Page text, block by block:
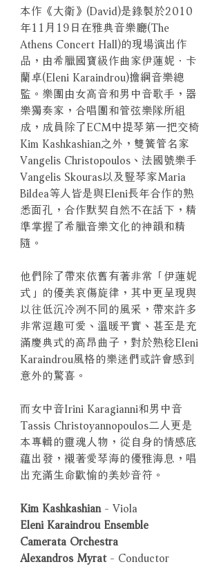
本作《大衛》(David)是錄製於2010
年11月19日在雅典音樂廳(The
Athens Concert Hall)的現場演出作
品，由希臘國寶級作曲家伊蓮妮．卡
蘭卓(Eleni Karaindrou)擔綱音樂總
監。樂團由女高音和男中音歌手，器
樂獨奏家，合唱團和管弦樂隊所組
成，成員除了ECM中提琴第一把交椅
Kim Kashkashian之外，雙簧管名家
Vangelis Christopoulos、法國號樂手
Vangelis Skouras以及豎琴家Maria
Bildea等人皆是與Eleni長年合作的熟
悉面孔，合作默契自然不在話下，精
準掌握了希臘音樂文化的神韻和精
隨。
他們除了帶來依舊有著非常「伊蓮妮
式」的優美哀傷旋律，其中更呈現與
以往低沉冷冽不同的風采，帶來許多
非常逗趣可愛、溫暖平實、甚至是充
滿慶典式的高昂曲子，對於熟稔Eleni
Karaindrou風格的樂迷們或許會感到
意外的驚喜。
而女中音Irini Karagianni和男中音
Tassis Christoyannopoulos二人更是
本專輯的靈魂人物，從自身的情感底
蘊出發，襯著愛琴海的優雅海息，唱
出充滿生命歡愉的美妙音符。
Kim Kashkashian- Viola
Eleni Karaindrou Ensemble
Camerata Orchestra
Alexandros Myrat- Conductor